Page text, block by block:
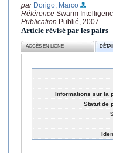
par Dorigo, Marco
Référence Swarm
Publication Publié, 2007
Article révisé par les pairs
ACCÈS EN LIGNE
Informations sur la
Statut de